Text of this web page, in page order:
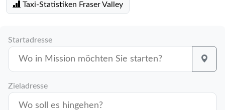
Taxi-Statistiken Fraser Valley
Startadresse
Zieladresse